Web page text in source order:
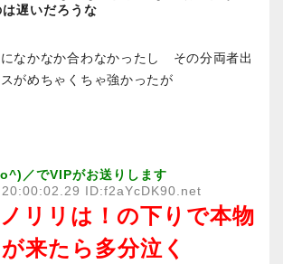
遅いだろうな
なかなか合わなかったし その分両者出
がめちゃくちゃ強かったが
／でVIPがお送りします
ID:f2aYcDK90.net
リリは！の下りで本物
来たら多分泣く